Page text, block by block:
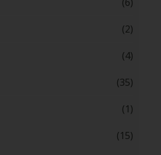
(2)
(4)
(35)
(1)
(15)